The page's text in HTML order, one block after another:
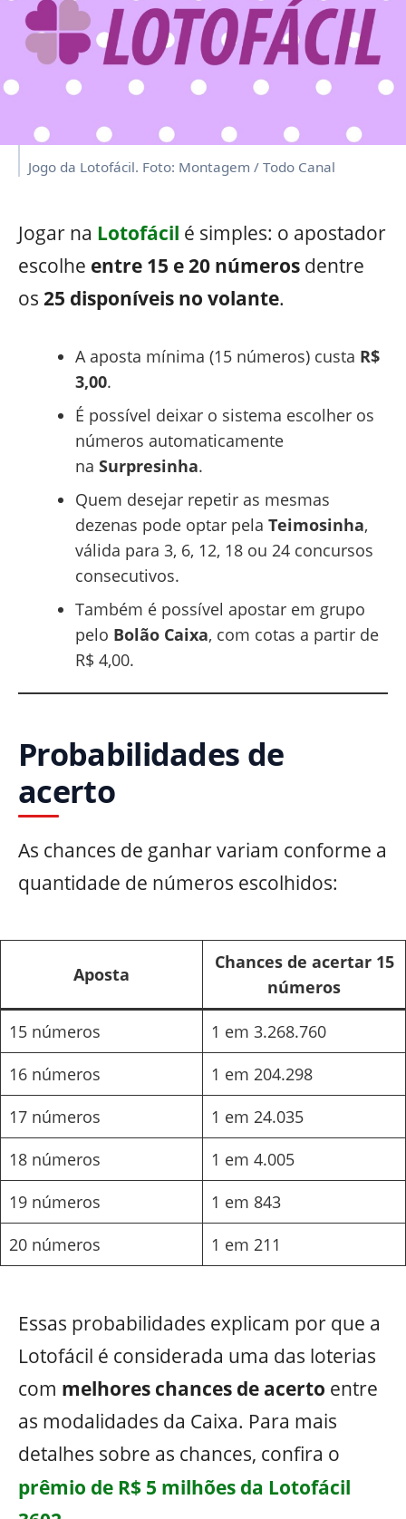
Jogo da Lotofácil. Foto: Montagem / Todo Canal
Jogar na Lotofácil é simples: o apostador
escolhe entre 15 e 20 números dentre
os 25 disponíveis no volante.
A aposta mínima (15 números) custa R$
3,00.
É possível deixar o sistema escolher os
números automaticamente
na Surpresinha.
Quem desejar repetir as mesmas
dezenas pode optar pela Teimosinha,
válida para 3, 6, 12, 18 ou 24 concursos
consecutivos.
Também é possível apostar em grupo
pelo Bolão Caixa, com cotas a partir de
R$ 4,00.
Probabilidades de
acerto
As chances de ganhar variam conforme a
quantidade de números escolhidos:
Aposta
Chances de acertar 15
números
15 números
1 em 3.268.760
16 números
1 em 204.298
17 números
1 em 24.035
18 números
1 em 4.005
19 números
1 em 843
20 números
1 em 211
Essas probabilidades explicam por que a
Lotofácil é considerada uma das loterias
com melhores chances de acerto entre
as modalidades da Caixa. Para mais
detalhes sobre as chances, confira o
prêmio de R$ 5 milhões da Lotofácil